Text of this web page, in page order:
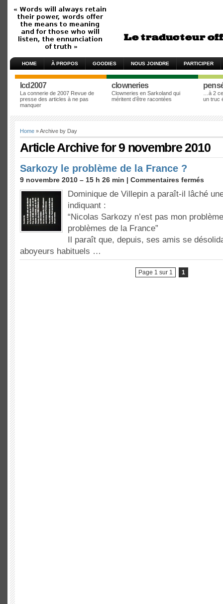
HOME À PROPOS GOODIES NOUS JOINDRE PARTICIPER
lcd2007
La connerie de 2007 Revue de
presse des articles à ne pas
manquer
clowneries
Clowneries en Sarkoland qui
méritent d’être racontées
…à 2
un truc
Home » Archive by Day
Article Archive for 9 novembre 2010
Sarkozy le problème de la France ?
9 novembre 2010 – 15 h 26 min | Commentaires fermés
Dominique de Villepin a paraît-il lâché
indiquant :
“Nicolas Sarkozy n’est pas mon
problèmes de la France”
Il paraît que, depuis, ses amis se
aboyeurs habituels …
Page 1 sur 1 1